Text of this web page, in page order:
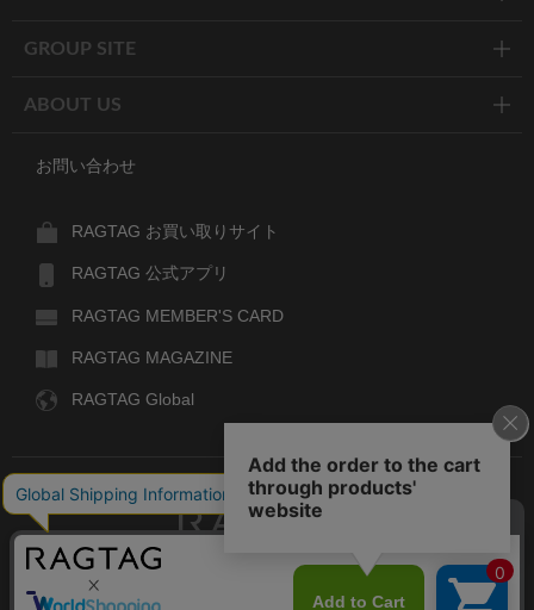
GROUP SITE
ABOUT US
お問い合わせ
RAGTAG お買い取りサイト
RAGTAG 公式アプリ
RAGTAG MEMBER'S CARD
RAGTAG MAGAZINE
RAGTAG Global
デザイナーズブランドのユーズド・セレクトショップ